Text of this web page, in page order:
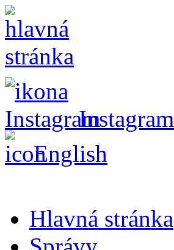
Instagram
English
Hlavná stránka